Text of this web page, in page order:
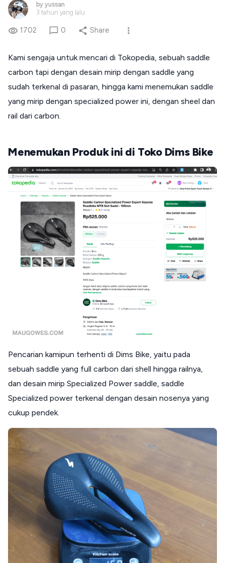
by yussan
3 tahun yang lalu
1702 0 Share
Kami sengaja untuk mencari di Tokopedia, sebuah saddle
carbon tapi dengan desain mirip dengan saddle yang
sudah terkenal di pasaran, hingga kami menemukan saddle
yang mirip dengan specialized power ini, dengan sheel dan
rail dari carbon.
Menemukan Produk ini di Toko Dims Bike
Pencarian kamipun terhenti di Dims Bike, yaitu pada
sebuah saddle yang full carbon dari shell hingga railnya,
dan desain mirip Specialized Power saddle, saddle
Specialized power terkenal dengan desain nosenya yang
cukup pendek.